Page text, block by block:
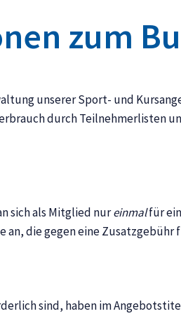
zum
unserer Sport- und
durch Teilnehmerlisten
sich als Mitglied nureinmalfür
die gegen eine
sind, haben im